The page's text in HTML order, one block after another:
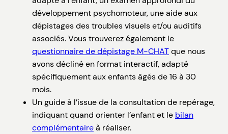
développement psychomoteur, une aide aux
dépistages des troubles visuels et/ou auditifs
associés. Vous trouverez également le
questionnaire de dépistage M-CHATque nous
avons décliné en format interactif, adapté
spécifiquement aux enfants âgés de 16 à 30
mois.
Un guide à l’issue de la consultation de repérage,
indiquant quand orienter l’enfant et le bilan
complémentaireà réaliser.